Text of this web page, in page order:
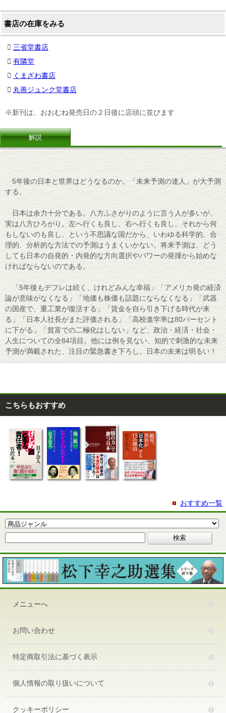
書店の在庫をみる
三省堂書店
有隣堂
くまざわ書店
丸善ジュンク堂書店
※新刊は、おおむね発売日の２日後に店頭に並びます
解説
5年後の日本と世界はどうなるのか。「未来予測の達人」が大予測
する。
日本は余力十分である。八方ふさがりのように言う人が多いが、
実は八方ひろがり。左へ行くも良し、右へ行くも良し、それから何
もしないのも良し、という不思議な国だから、いわゆる科学的、合
理的、分析的な方法での予測はうまくいかない。将来予測は、どう
しても日本の自発的・内発的な方向選択やパワーの発揮から始めな
ければならないのである。
「5年後もデフレは続く、けれどみんな幸福」「アメリカ発の経済
論が意味がなくなる」「地価も株価も話題にならなくなる」「武器
の国産で、重工業が復活する」「賃金を自ら引き下げる時代が来
る」「日本人社長がまた評価される」「高校進学率は80パーセント
に下がる」「貧富での二極化はしない」など、政治・経済・社会・
人生についての全84項目。他には例を見ない、知的で刺激的な未来
予測が満載された、注目の緊急書き下ろし。日本の未来は明るい！
こちらもおすすめ
おすすめ一覧
メニューへ
お問い合わせ
特定商取引法に基づく表示
個人情報の取り扱いについて
クッキーポリシー